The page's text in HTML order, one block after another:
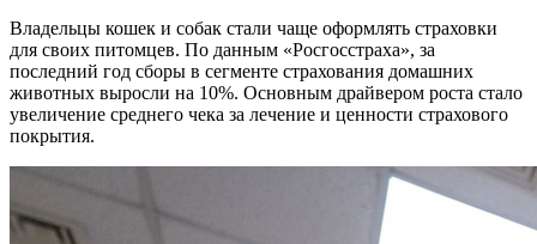
Владельцы кошек и собак стали чаще оформлять страховки
для своих питомцев. По данным «Росгосстраха», за
последний год сборы в сегменте страхования домашних
животных выросли на 10%. Основным драйвером роста стало
увеличение среднего чека за лечение и ценности страхового
покрытия.